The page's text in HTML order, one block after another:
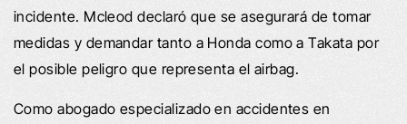
incidente. Mcleod declaró que se asegurará de tomar
medidas y demandar tanto a Honda como a Takata por
el posible peligro que representa el airbag.
Como abogado especializado en accidentes en